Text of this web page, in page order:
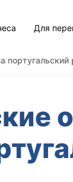
Для
португальский